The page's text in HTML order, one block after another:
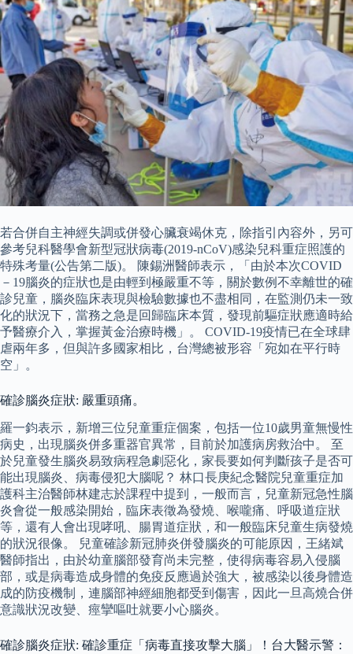
若合併自主神經失調或併發心臟衰竭休克，除指引內容外，另可
參考兒科醫學會新型冠狀病毒(2019-nCoV)感染兒科重症照護的
特殊考量(公告第二版)。 陳錫洲醫師表示，「由於本次COVID
－19腦炎的症狀也是由輕到極嚴重不等，關於數例不幸離世的確
診兒童，腦炎臨床表現與檢驗數據也不盡相同，在監測仍未一致
化的狀況下，當務之急是回歸臨床本質，發現前驅症狀應適時給
予醫療介入，掌握黃金治療時機」。 COVID-19疫情已在全球肆
虐兩年多，但與許多國家相比，台灣總被形容「宛如在平行時
空」。
確診腦炎症狀: 嚴重頭痛。
羅一鈞表示，新增三位兒童重症個案，包括一位10歲男童無慢性
病史，出現腦炎併多重器官異常，目前於加護病房救治中。 至
於兒童發生腦炎易致病程急劇惡化，家長要如何判斷孩子是否可
能出現腦炎、病毒侵犯大腦呢？ 林口長庚紀念醫院兒童重症加
護科主治醫師林建志於課程中提到，一般而言，兒童新冠急性腦
炎會從一般感染開始，臨床表徵為發燒、喉嚨痛、呼吸道症狀
等，還有人會出現哮吼、腸胃道症狀，和一般臨床兒童生病發燒
的狀況很像。 兒童確診新冠肺炎併發腦炎的可能原因，王緒斌
醫師指出，由於幼童腦部發育尚未完整，使得病毒容易入侵腦
部，或是病毒造成身體的免疫反應過於強大，被感染以後身體造
成的防疫機制，連腦部神經細胞都受到傷害，因此一旦高燒合併
意識狀況改變、痙攣嘔吐就要小心腦炎。
確診腦炎症狀: 確診重症「病毒直接攻擊大腦」！台大醫示警：